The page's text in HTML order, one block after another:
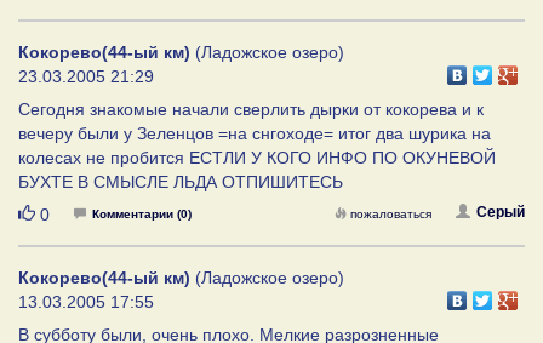
Кокорево(44-ый км) (Ладожское озеро)
23.03.2005 21:29
Сегодня знакомые начали сверлить дырки от кокорева и к
вечеру были у Зеленцов =на снгоходе= итог два шурика на
колесах не пробится ЕСТЛИ У КОГО ИНФО ПО ОКУНЕВОЙ
БУХТЕ В СМЫСЛЕ ЛЬДА ОТПИШИТЕСЬ
Нравится
0 Комментарии (0) Серый
пожаловаться
Кокорево(44-ый км) (Ладожское озеро)
13.03.2005 17:55
В субботу были, очень плохо. Мелкие разрозненные